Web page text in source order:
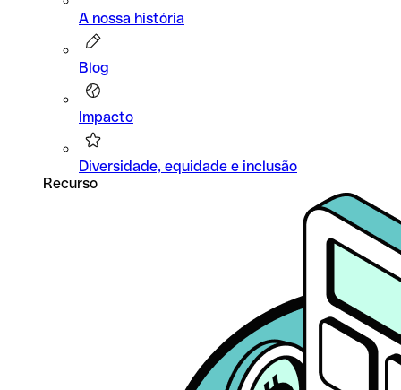
A nossa história
Blog
Impacto
Diversidade, equidade e inclusão
Recurso